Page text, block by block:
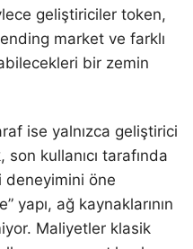
geliştiriciler token,
market ve farklı
bir zemin
ise yalnızca geliştirici
kullanıcı tarafında
deneyimini öne
yapı, ağ kaynaklarının
Maliyetler klasik